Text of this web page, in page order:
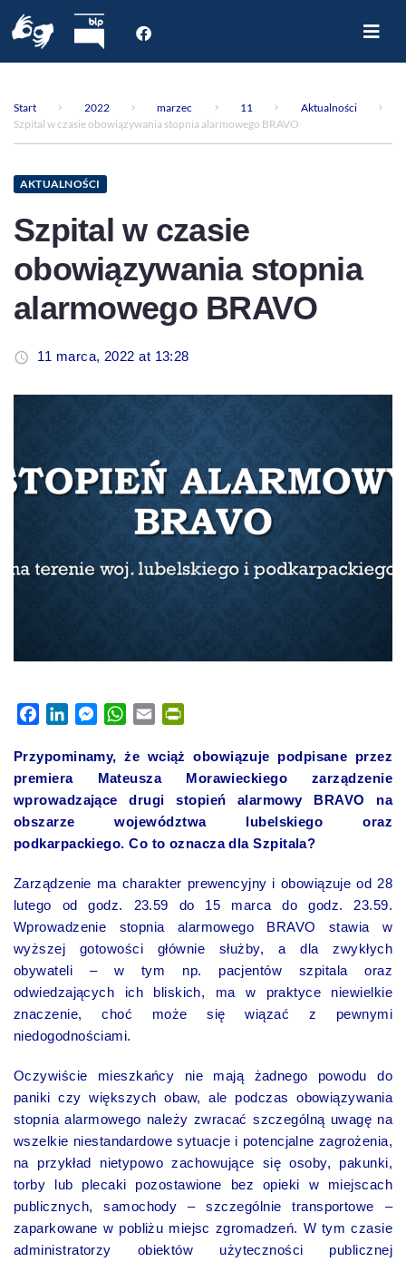
Dla Pacjenta
Poradnie
Aktualności
Kontakt
Start 2022 marzec 11
Aktualności
Szpital w czasie obowiązywania stopnia alarmowego BRAVO
AKTUALNOŚCI
Szpital w czasie
obowiązywania stopnia
alarmowego BRAVO
11 marca, 2022 at 13:28
FacebookLinkedInMessenger
WhatsApp
Email
Przypominamy, że wciąż obowiązuje podpisane przez
premiera Mateusza Morawieckiego zarządzenie
wprowadzające drugi stopień alarmowy BRAVO na
obszarze województwa lubelskiego oraz
podkarpackiego. Co to oznacza dla Szpitala?
Zarządzenie ma charakter prewencyjny i obowiązuje od 28
lutego od godz. 23.59 do 15 marca do godz. 23.59.
Wprowadzenie stopnia alarmowego BRAVO stawia w
wyższej gotowości głównie służby, a dla zwykłych
obywateli – w tym np. pacjentów szpitala oraz
odwiedzających ich bliskich, ma w praktyce niewielkie
znaczenie, choć może się wiązać z pewnymi
niedogodnościami.
Oczywiście mieszkańcy nie mają żadnego powodu do
paniki czy większych obaw, ale podczas obowiązywania
stopnia alarmowego należy zwracać szczególną uwagę na
wszelkie niestandardowe sytuacje i potencjalne zagrożenia,
na przykład nietypowo zachowujące się osoby, pakunki,
torby lub plecaki pozostawione bez opieki w miejscach
publicznych, samochody – szczególnie transportowe –
zaparkowane w pobliżu miejsc zgromadzeń. W tym czasie
administratorzy obiektów użyteczności publicznej